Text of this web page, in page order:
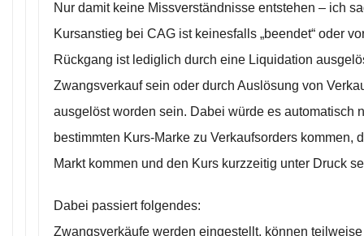
Nur damit keine Missverständnisse entstehen – ich
Kursanstieg bei CAG ist keinesfalls „beendet“ oder
Rückgang ist lediglich durch eine Liquidation
Zwangsverkauf sein oder durch Auslösung von
ausgelöst worden sein. Dabei würde es automatisch
bestimmten Kurs-Marke zu Verkaufsorders kommen,
Markt kommen und den Kurs kurzzeitig unter Druck
Dabei passiert folgendes:
Zwangsverkäufe werden eingestellt, können